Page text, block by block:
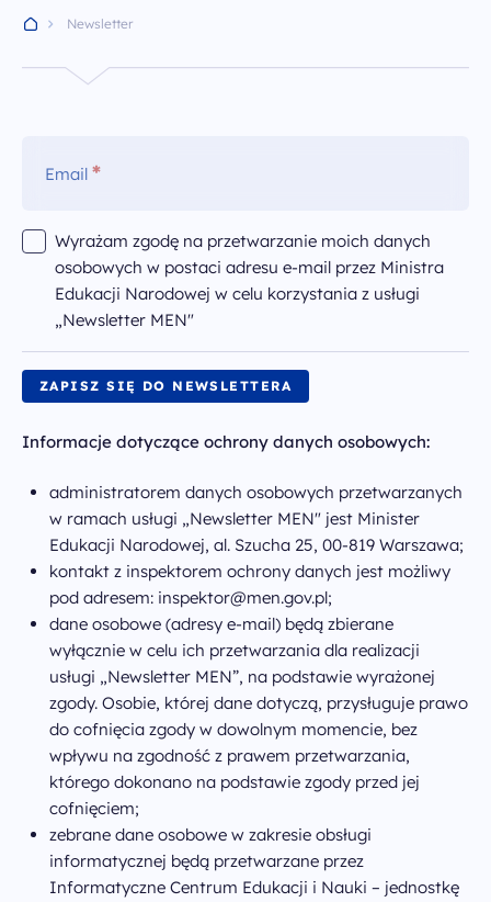
Deklaracja dostępności
Polityka prywatności
Zapisz się do newslettera
infoFERSedukacja@men.gov.pl
w ciągu paru dni roboczych
al. Jana
Chrystiana
Szucha 25
00-918 Warszawa
odwiedź nas w biurze
Newsletter
Email *
Wyrażam zgodę na przetwarzanie moich danych
osobowych w postaci adresu e-mail przez Ministra
Edukacji Narodowej w celu korzystania z usługi
„Newsletter MEN"
Informacje dotyczące ochrony danych osobowych:
administratorem danych osobowych przetwarzanych
w ramach usługi „Newsletter MEN" jest Minister
Edukacji Narodowej, al. Szucha 25, 00-819 Warszawa;
kontakt z inspektorem ochrony danych jest możliwy
pod adresem: inspektor@men.gov.pl;
dane osobowe (adresy e-mail) będą zbierane
wyłącznie w celu ich przetwarzania dla realizacji
usługi „Newsletter MEN”, na podstawie wyrażonej
zgody. Osobie, której dane dotyczą, przysługuje prawo
do cofnięcia zgody w dowolnym momencie, bez
wpływu na zgodność z prawem przetwarzania,
którego dokonano na podstawie zgody przed jej
cofnięciem;
zebrane dane osobowe w zakresie obsługi
informatycznej będą przetwarzane przez
Informatyczne Centrum Edukacji i Nauki – jednostkę